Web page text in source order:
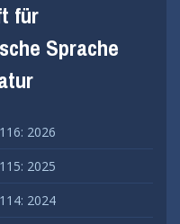
für
Sprache
2026
2025
2024